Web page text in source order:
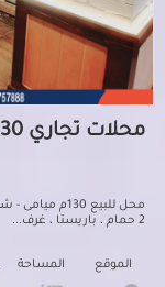
محلات تجاري 130م للبيع كاش بميامي الإسكندرية
2 حمام ، باريستا ، غرف...
الموقع المساحة